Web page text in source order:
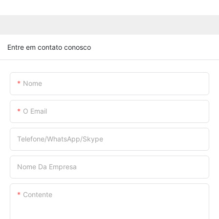
Entre em contato conosco
Nome
O Email
Telefone/WhatsApp/Skype
Nome Da Empresa
Contente